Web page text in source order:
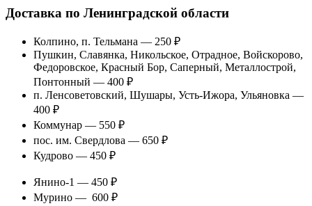
Доставка по Ленинградской области
Колпино, п. Тельмана — 250 ₽
Пушкин, Славянка, Никольское, Отрадное, Войскорово,
Федоровское, Красный Бор, Саперный, Металлострой,
Понтонный — 400 ₽
п. Ленсоветовский, Шушары, Усть-Ижора, Ульяновка —
400 ₽
Коммунар — 550 ₽
пос. им. Свердлова — 650 ₽
Кудрово — 450 ₽
Янино-1 — 450 ₽
Мурино — 600 ₽